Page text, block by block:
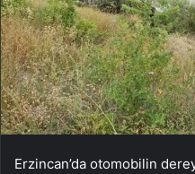
Erzincan’da otomobilin